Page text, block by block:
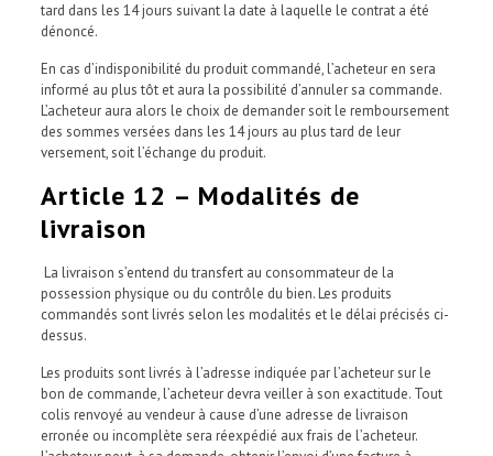
tard dans les 14 jours suivant la date à laquelle le contrat a été
dénoncé.
En cas d’indisponibilité du produit commandé, l’acheteur en sera
informé au plus tôt et aura la possibilité d’annuler sa commande.
L’acheteur aura alors le choix de demander soit le remboursement
des sommes versées dans les 14 jours au plus tard de leur
versement, soit l’échange du produit.
Article 12 – Modalités de
livraison
La livraison s’entend du transfert au consommateur de la
possession physique ou du contrôle du bien. Les produits
commandés sont livrés selon les modalités et le délai précisés ci-
dessus.
Les produits sont livrés à l’adresse indiquée par l’acheteur sur le
bon de commande, l’acheteur devra veiller à son exactitude. Tout
colis renvoyé au vendeur à cause d’une adresse de livraison
erronée ou incomplète sera réexpédié aux frais de l’acheteur.